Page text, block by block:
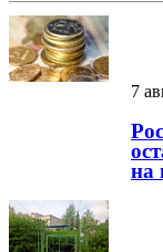
7
на